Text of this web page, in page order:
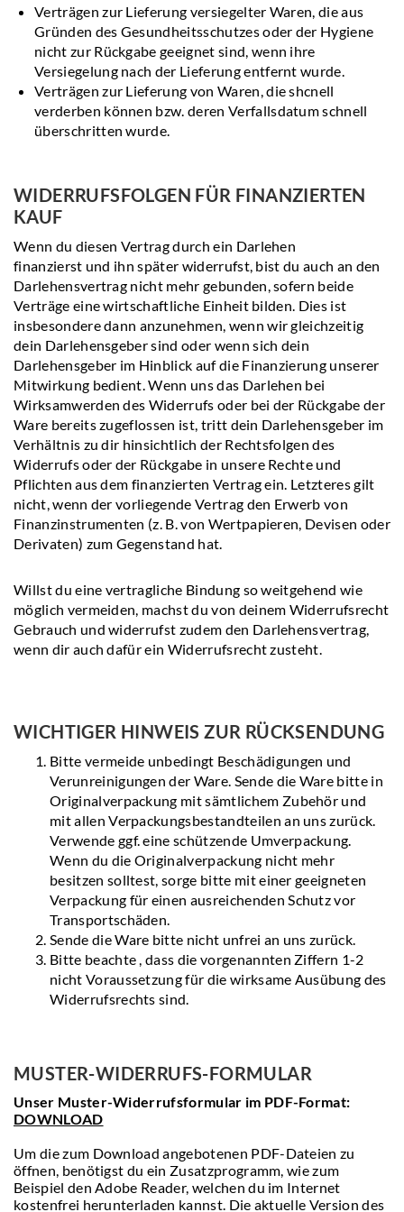
Verträgen zur Lieferung versiegelter Waren, die aus
Gründen des Gesundheitsschutzes oder der Hygiene
nicht zur Rückgabe geeignet sind, wenn ihre
Versiegelung nach der Lieferung entfernt wurde.
Verträgen zur Lieferung von Waren, die shcnell
verderben können bzw. deren Verfallsdatum schnell
überschritten wurde.
WIDERRUFSFOLGEN FÜR FINANZIERTEN
KAUF
Wenn du diesen Vertrag durch ein Darlehen
finanzierst und ihn später widerrufst, bist du auch an den
Darlehensvertrag nicht mehr gebunden, sofern beide
Verträge eine wirtschaftliche Einheit bilden. Dies ist
insbesondere dann anzunehmen, wenn wir gleichzeitig
dein Darlehensgeber sind oder wenn sich dein
Darlehensgeber im Hinblick auf die Finanzierung unserer
Mitwirkung bedient. Wenn uns das Darlehen bei
Wirksamwerden des Widerrufs oder bei der Rückgabe der
Ware bereits zugeflossen ist, tritt dein Darlehensgeber im
Verhältnis zu dir hinsichtlich der Rechtsfolgen des
Widerrufs oder der Rückgabe in unsere Rechte und
Pflichten aus dem finanzierten Vertrag ein. Letzteres gilt
nicht, wenn der vorliegende Vertrag den Erwerb von
Finanzinstrumenten (z. B. von Wertpapieren, Devisen oder
Derivaten) zum Gegenstand hat.
Willst du eine vertragliche Bindung so weitgehend wie
möglich vermeiden, machst du von deinem Widerrufsrecht
Gebrauch und widerrufst zudem den Darlehensvertrag,
wenn dir auch dafür ein Widerrufsrecht zusteht.
WICHTIGER HINWEIS ZUR RÜCKSENDUNG
Bitte vermeide unbedingt Beschädigungen und
Verunreinigungen der Ware. Sende die Ware bitte in
Originalverpackung mit sämtlichem Zubehör und
mit allen Verpackungsbestandteilen an uns zurück.
Verwende ggf. eine schützende Umverpackung.
Wenn du die Originalverpackung nicht mehr
besitzen solltest, sorge bitte mit einer geeigneten
Verpackung für einen ausreichenden Schutz vor
Transportschäden.
Sende die Ware bitte nicht unfrei an uns zurück.
Bitte beachte , dass die vorgenannten Ziffern 1-2
nicht Voraussetzung für die wirksame Ausübung des
Widerrufsrechts sind.
MUSTER-WIDERRUFS-FORMULAR
Unser Muster-Widerrufsformular im PDF-Format:
DOWNLOAD
Um die zum Download angebotenen PDF-Dateien zu
öffnen, benötigst du ein Zusatzprogramm, wie zum
Beispiel den Adobe Reader, welchen du im Internet
kostenfrei herunterladen kannst. Die aktuelle Version des